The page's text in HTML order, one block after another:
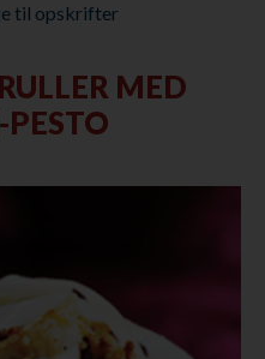
til opskrifter
MED